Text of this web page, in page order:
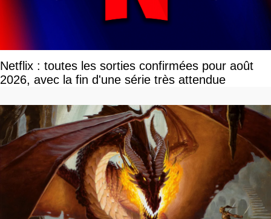
Netflix : toutes les sorties confirmées pour août
2026, avec la fin d'une série très attendue